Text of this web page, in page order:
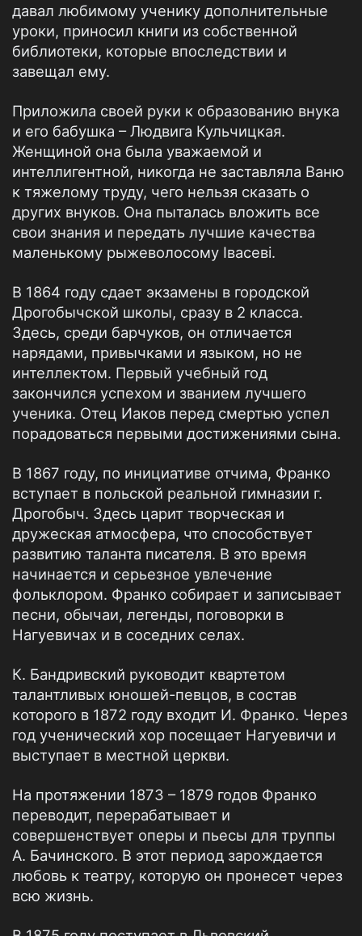
давал любимому ученику дополнительные
уроки, приносил книги из собственной
библиотеки, которые впоследствии и
завещал ему.
Приложила своей руки к образованию внука
и его бабушка – Людвига Кульчицкая.
Женщиной она была уважаемой и
интеллигентной, никогда не заставляла Ваню
к тяжелому труду, чего нельзя сказать о
других внуков. Она пыталась вложить все
свои знания и передать лучшие качества
маленькому рыжеволосому Івасеві.
В 1864 году сдает экзамены в городской
Дрогобычской школы, сразу в 2 класса.
Здесь, среди барчуков, он отличается
нарядами, привычками и языком, но не
интеллектом. Первый учебный год
закончился успехом и званием лучшего
ученика. Отец Иаков перед смертью успел
порадоваться первыми достижениями сына.
В 1867 году, по инициативе отчима, Франко
вступает в польской реальной гимназии г.
Дрогобыч. Здесь царит творческая и
дружеская атмосфера, что способствует
развитию таланта писателя. В это время
начинается и серьезное увлечение
фольклором. Франко собирает и записывает
песни, обычаи, легенды, поговорки в
Нагуевичах и в соседних селах.
К. Бандривский руководит квартетом
талантливых юношей-певцов, в состав
которого в 1872 году входит И. Франко. Через
год ученический хор посещает Нагуевичи и
выступает в местной церкви.
На протяжении 1873 – 1879 годов Франко
переводит, перерабатывает и
совершенствует оперы и пьесы для труппы
А. Бачинского. В этот период зарождается
любовь к театру, которую он пронесет через
всю жизнь.